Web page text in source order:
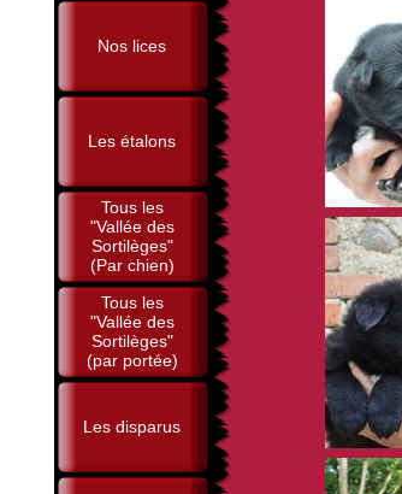
Nos lices
Les étalons
Tous les
"Vallée des
Sortilèges"
(Par chien)
Tous les
"Vallée des
Sortilèges"
(par portée)
Les disparus